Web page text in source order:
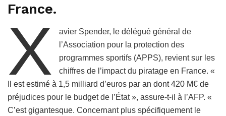
France.
X
avier Spender, le délégué général de
l’Association pour la protection des
programmes sportifs (APPS), revient sur les
chiffres de l’impact du piratage en France. «
Il est estimé à 1,5 milliard d’euros par an dont 420 M€ de
préjudices pour le budget de l’État », assure-t-il à l’AFP. «
C’est gigantesque. Concernant plus spécifiquement le